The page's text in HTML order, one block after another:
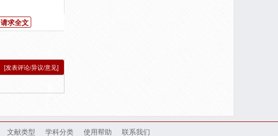
请求全文
[发表评论/异议/意见]
文献类型 学科分类 使用帮助 联系我们